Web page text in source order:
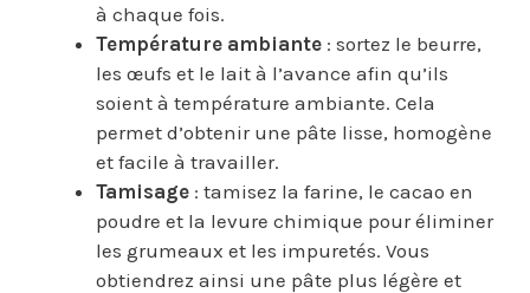
à chaque fois.
Température ambiante : sortez le beurre,
les œufs et le lait à l’avance afin qu’ils
soient à température ambiante. Cela
permet d’obtenir une pâte lisse, homogène
et facile à travailler.
Tamisage : tamisez la farine, le cacao en
poudre et la levure chimique pour éliminer
les grumeaux et les impuretés. Vous
obtiendrez ainsi une pâte plus légère et